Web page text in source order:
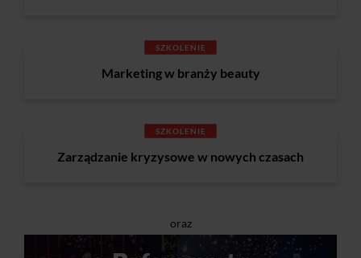
SZKOLENIE
Marketing w branży beauty
SZKOLENIE
Zarządzanie kryzysowe w nowych czasach
oraz